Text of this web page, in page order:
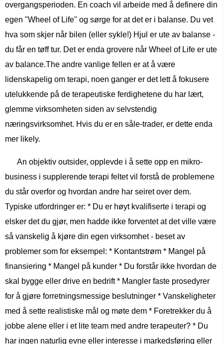
overgangsperioden. En coach vil arbeide med å definere din
egen "Wheel of Life" og sørge for at det er i balanse. Du vet
hva som skjer når bilen (eller sykle!) Hjul er ute av balanse -
du får en tøff tur. Det er enda grovere når Wheel of Life er ute
av balance.The andre vanlige fellen er at å være
lidenskapelig om terapi, noen ganger er det lett å fokusere
utelukkende på de terapeutiske ferdighetene du har lært,
glemme virksomheten siden av selvstendig
næringsvirksomhet. Hvis du er en såle-trader, er dette enda
mer likely.
An objektiv outsider, opplevde i å sette opp en mikro-
business i supplerende terapi feltet vil forstå de problemene
du står overfor og hvordan andre har seiret over dem.
Typiske utfordringer er: * Du er høyt kvalifiserte i terapi og
elsker det du gjør, men hadde ikke forventet at det ville være
så vanskelig å kjøre din egen virksomhet - beset av
problemer som for eksempel: * Kontantstrøm * Mangel på
finansiering * Mangel på kunder * Du forstår ikke hvordan de
skal bygge eller drive en bedrift * Mangler faste prosedyrer
for å gjøre forretningsmessige beslutninger * Vanskeligheter
med å sette realistiske mål og møte dem * Foretrekker du å
jobbe alene eller i et lite team med andre terapeuter? * Du
har ingen naturlig evne eller interesse i markedsføring eller